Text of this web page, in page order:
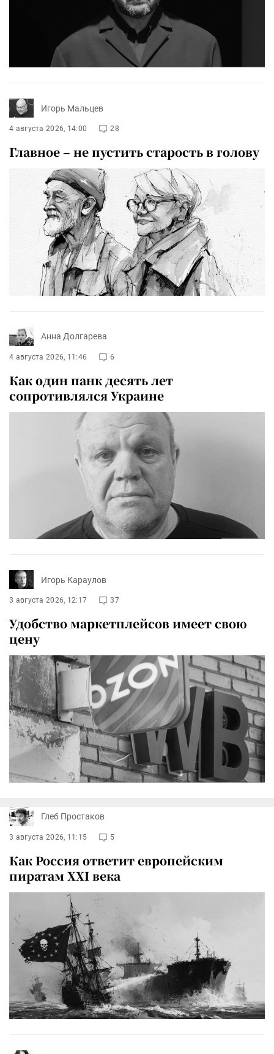
Игорь Мальцев
4 августа 2026, 14:00 28
Главное – не пустить старость в голову
Анна Долгарева
4 августа 2026, 11:46 6
Как один панк десять лет
сопротивлялся Украине
Игорь Караулов
3 августа 2026, 12:17 37
Удобство маркетплейсов имеет свою
цену
Глеб Простаков
3 августа 2026, 11:15 5
Как Россия ответит европейским
пиратам XXI века